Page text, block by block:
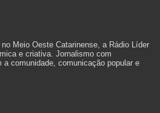
Meio Oeste Catarinense, a Rádio Líder
e criativa. Jornalismo com
a comunidade, comunicação popular e